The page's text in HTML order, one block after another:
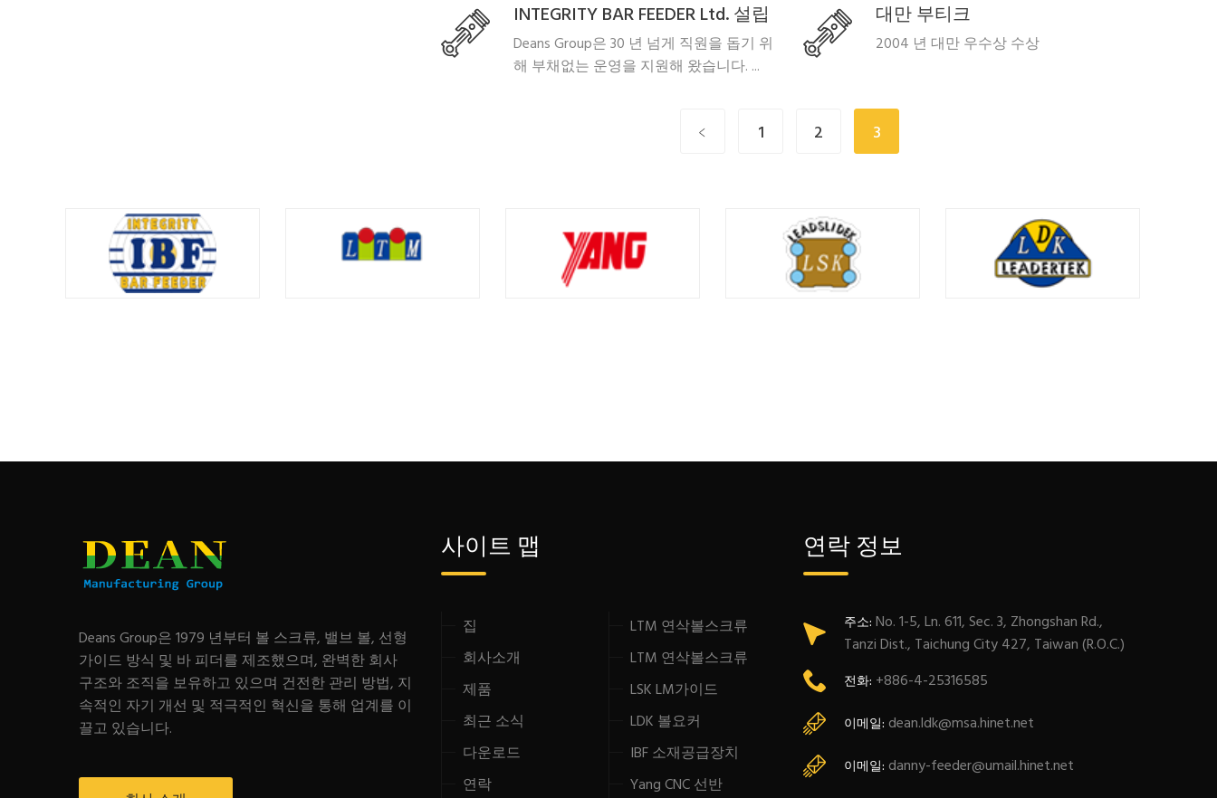
INTEGRITY BAR FEEDER Ltd. 설립
Deans Group은 30 년 넘게 직원을 돕기 위
해 부채없는 운영을 지원해 왔습니다. ...
대만 부티크
2004 년 대만 우수상 수상
﹤ 1 2 3
Deans Group은 1979 년부터 볼 스크류, 밸브 볼, 선형
가이드 방식 및 바 피더를 제조했으며, 완벽한 회사
구조와 조직을 보유하고 있으며 건전한 관리 방법, 지
속적인 자기 개선 및 적극적인 혁신을 통해 업계를 이
끌고 있습니다.
사이트 맵
집
회사소개
제품
최근 소식
다운로드
연락
LTM 연삭볼스크류
LTM 연삭볼스크류
LSK LM가이드
LDK 볼요커
IBF 소재공급장치
Yang CNC 선반
연락 정보
주소: No. 1-5, Ln. 611, Sec. 3, Zhongshan Rd.,
Tanzi Dist., Taichung City 427, Taiwan (R.O.C.)
전화: +886-4-25316585
이메일: dean.ldk@msa.hinet.net
이메일: danny-feeder@umail.hinet.net